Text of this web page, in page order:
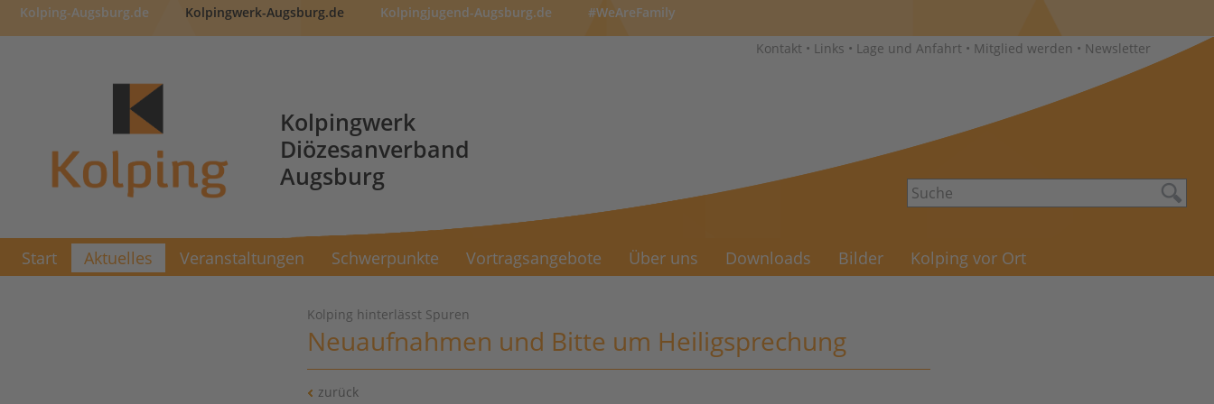
Kolping-Augsburg.de Kolpingwerk-Augsburg.de Kolpingjugend-Augsburg.de #WeAreFamily
Kontakt • Links • Lage und Anfahrt • Mitglied werden • Newsletter
Kolpingwerk
Diözesanverband
Augsburg
Start Aktuelles Veranstaltungen Schwerpunkte Vortragsangebote Über uns Downloads Bilder Kolping vor Ort
Kolping hinterlässt Spuren
Neuaufnahmen und Bitte um Heiligsprechung
zurück